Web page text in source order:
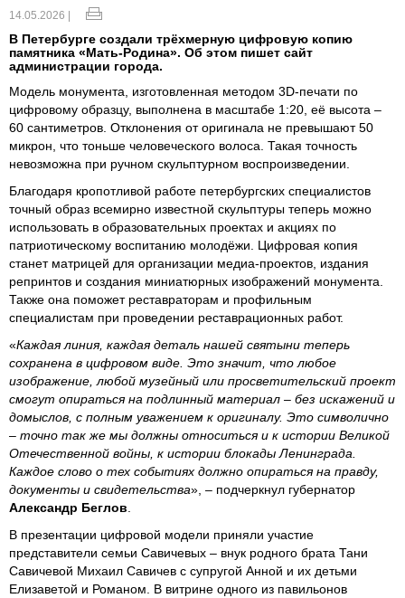
14.05.2026 |
В Петербурге создали трёхмерную цифровую копию
памятника «Мать-Родина». Об этом пишет сайт
администрации города.
Модель монумента, изготовленная методом 3D-печати по
цифровому образцу, выполнена в масштабе 1:20, её высота –
60 сантиметров. Отклонения от оригинала не превышают 50
микрон, что тоньше человеческого волоса. Такая точность
невозможна при ручном скульптурном воспроизведении.
Благодаря кропотливой работе петербургских специалистов
точный образ всемирно известной скульптуры теперь можно
использовать в образовательных проектах и акциях по
патриотическому воспитанию молодёжи. Цифровая копия
станет матрицей для организации медиа-проектов, издания
репринтов и создания миниатюрных изображений монумента.
Также она поможет реставраторам и профильным
специалистам при проведении реставрационных работ.
«Каждая линия, каждая деталь нашей святыни теперь
сохранена в цифровом виде. Это значит, что любое
изображение, любой музейный или просветительский проект
смогут опираться на подлинный материал – без искажений и
домыслов, с полным уважением к оригиналу. Это символично
– точно так же мы должны относиться и к истории Великой
Отечественной войны, к истории блокады Ленинграда.
Каждое слово о тех событиях должно опираться на правду,
документы и свидетельства», – подчеркнул губернатор
Александр Беглов
В презентации цифровой модели приняли участие
представители семьи Савичевых – внук родного брата Тани
Савичевой Михаил Савичев с супругой Анной и их детьми
Елизаветой и Романом. В витрине одного из павильонов